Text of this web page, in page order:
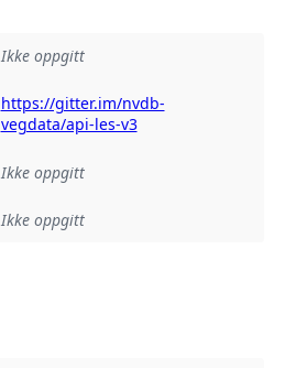
Ikke oppgitt
https://gitter.im/nvdb-
vegdata/api-les-v3
Ikke oppgitt
Ikke oppgitt